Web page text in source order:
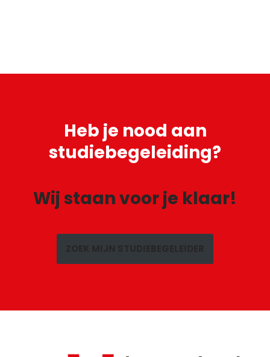
Heb je nood aan
studiebegeleiding?
Wij staan voor je klaar!